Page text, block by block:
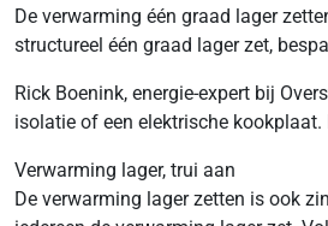
De verwarming één graad lager
structureel één graad lager zet,
Rick Boenink, energie-expert bij
isolatie of een elektrische
Verwarming lager, trui aan
De verwarming lager zetten is ook